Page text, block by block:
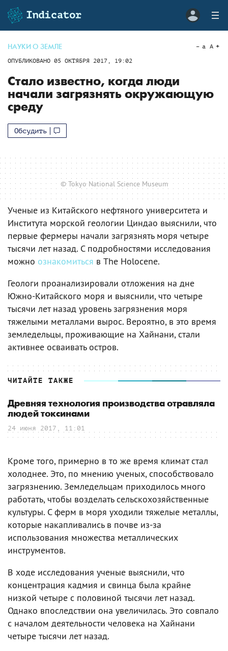
НАУКИ О ЗЕМЛЕ
ОПУБЛИКОВАНО 05 ОКТЯБРЯ 2017, 19:02
a A
Стало известно, когда люди
начали загрязнять окружающую
среду
Обсудить
© Tokyo National Science Museum
Ученые из Китайского нефтяного университета и
Института морской геологии Циндао выяснили, что
первые фермеры начали загрязнять моря четыре
тысячи лет назад. С подробностями исследования
можно ознакомиться в The Holocene.
Геологи проанализировали отложения на дне
Южно-Китайского моря и выяснили, что четыре
тысячи лет назад уровень загрязнения моря
тяжелыми металлами вырос. Вероятно, в это время
земледельцы, проживающие на Хайнани, стали
активнее осваивать остров.
ЧИТАЙТЕ ТАКЖЕ
Древняя технология производства отравляла
людей токсинами
24 июня 2017, 11:01
Кроме того, примерно в то же время климат стал
холоднее. Это, по мнению ученых, способствовало
загрязнению. Земледельцам приходилось много
работать, чтобы возделать сельскохозяйственные
культуры. С ферм в моря уходили тяжелые металлы,
которые накапливались в почве из-за
использования множества металлических
инструментов.
В ходе исследования ученые выяснили, что
концентрация кадмия и свинца была крайне
низкой четыре с половиной тысячи лет назад.
Однако впоследствии она увеличилась. Это совпало
с началом деятельности человека на Хайнани
четыре тысячи лет назад.